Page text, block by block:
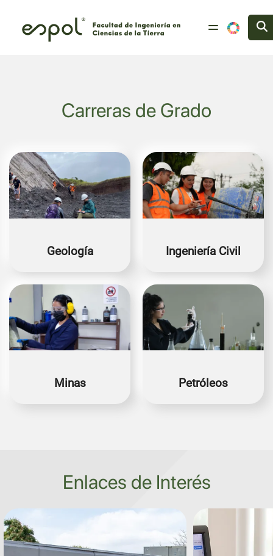
Carreras de Grado
Image
Geología
Image
Ingeniería Civil
Image
Minas
Image
Petróleos
Enlaces de Interés